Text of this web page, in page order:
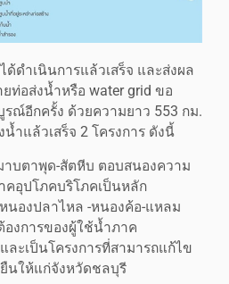
ดำเนินการแล้วเสร็จ และส่งผล
ท่อส่งน้ำหรือ water grid ขอ
รณ์อีกครั้ง ด้วยความยาว 553 กม.
ำแล้วเสร็จ 2 โครงการ ดังนี้
าบตาพุด-สัตหีบ ตอบสนองความ
คอุปโภคบริโภคเป็นหลัก
นองปลาไหล -หนองค้อ-แหลม
งการของผู้ใช้น้ำภาค
ละเป็นโครงการที่สามารถแก้ไข
นให้แก่จังหวัดชลบุรี